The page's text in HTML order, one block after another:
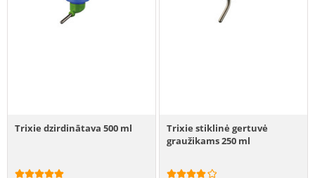
Trixie dzirdinātava 500 ml
Trixie stiklinė gertuvė
graužikams 250 ml